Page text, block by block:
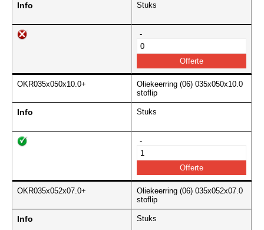
Info Stuks
-
OKR035x050x10.0+
Oliekeerring (06) 035x050x10.0
stoflip
Info Stuks
-
OKR035x052x07.0+
Oliekeerring (06) 035x052x07.0
stoflip
Info Stuks